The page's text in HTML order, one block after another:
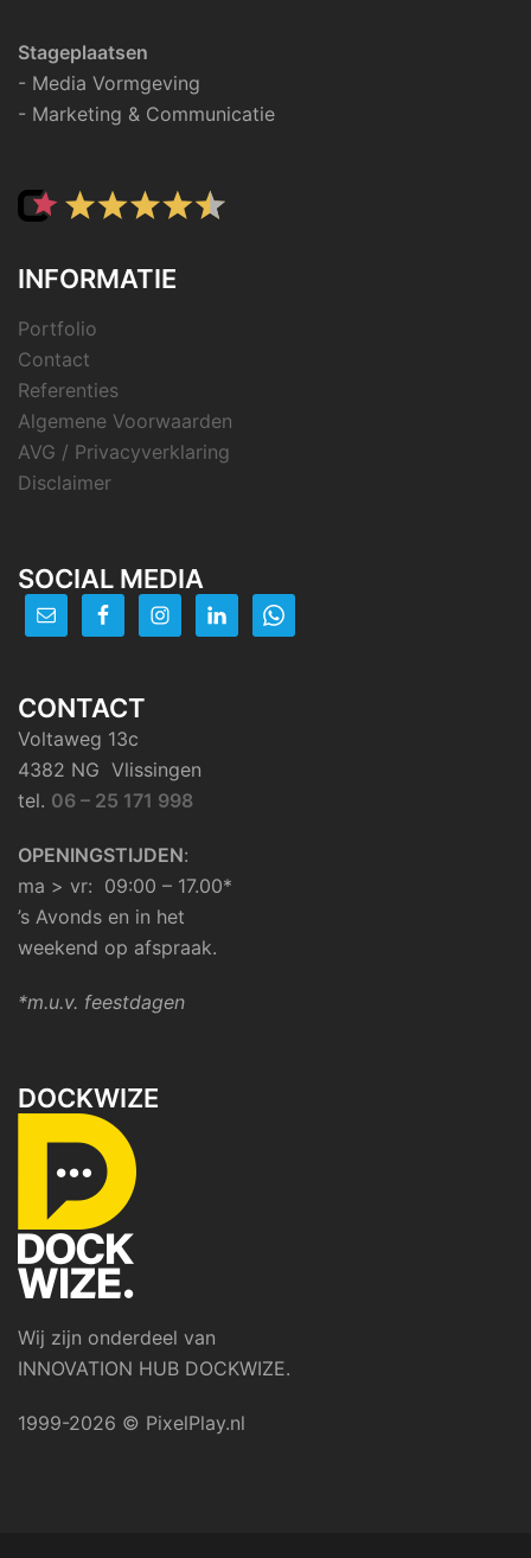
Stageplaatsen
- Media Vormgeving
- Marketing & Communicatie
INFORMATIE
Portfolio
Contact
Referenties
Algemene Voorwaarden
AVG / Privacyverklaring
Disclaimer
SOCIAL MEDIA
CONTACT
Voltaweg 13c
4382 NG Vlissingen
tel. 06 – 25 171 998
OPENINGSTIJDEN:
ma > vr: 09:00 – 17.00*
’s Avonds en in het
weekend op afspraak.
*m.u.v. feestdagen
DOCKWIZE
Wij zijn onderdeel van
INNOVATION HUB DOCKWIZE.
1999-2026 © PixelPlay.nl